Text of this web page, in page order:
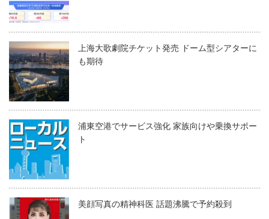
上海大歌劇院チケット発売 ドーム型シアターに
も期待
浦東空港でサービス強化 家族向けや乗換サポー
ト
美顔写真の精神科医 話題沸騰で予約殺到